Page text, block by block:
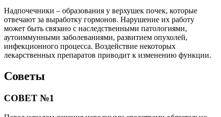
Надпочечники – образования у верхушек почек, которые
отвечают за выработку гормонов. Нарушение их работу
может быть связано с наследственными патологиями,
аутоиммунными заболеваниями, развитием опухолей,
инфекционного процесса. Воздействие некоторых
лекарственных препаратов приводит к изменению функции.
Советы
СОВЕТ №1